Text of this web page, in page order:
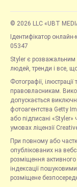
© 2026 LLC «UBT
Ідентифікатор
05347
Styler є розважальним
людей, тренди і все,
Фотографії,
правовласникам.
допускається
фотоагентства Getty
або підписані
умовах ліцензії
При повному або
опублікованих на
розміщення
індексації
розміщене